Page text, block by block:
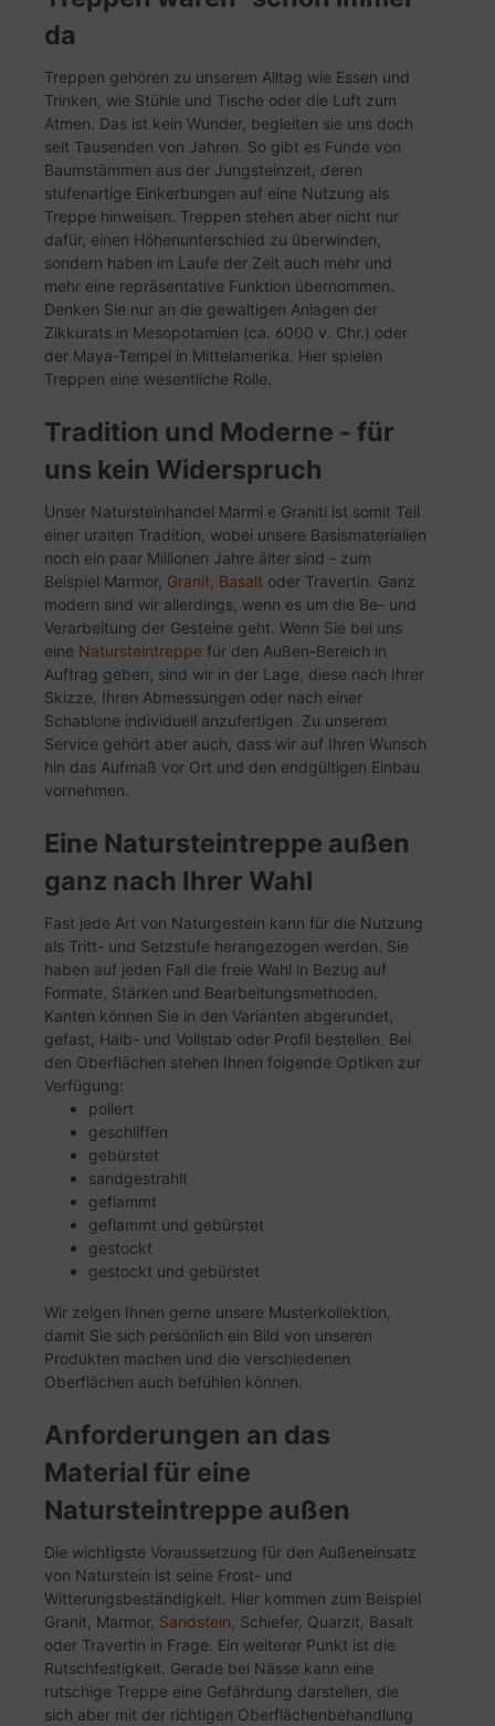
und poliert werden kann. Die Produktpalette
Fliesen, Fertigarbeiten, Sockelleisten,
Lieferbar in Fliesenformaten: 30,5x30,5x1cm,
61x30,5x1cm, 40x40x1cm, 60x40x1cm,
60x60x1cm, 50x50x1cm, 60x120x1cm
80x80x1,1cm, 100x100x1,1cm -Stärke: 1cm,
1,1cm und 2cm, 2und 3cm -Es sind
Mauerverkleidungen lieferbar. -Sämtliche
Fertigarbeiten lieferbar wie Küchenplatten,
Waschtische, Duschen, Ablagen, Tische usw. -
Lieferbar auch in Großormatplatten mit ca.
300x140x2 und in der Stärke 3cm -
Oberfläche: Poliert, Geschliffen, Gebürstet -
Mosaik in verschiedenen Abmessungen -
Bordüren -Für den Innenbereich und teilweis für
den Aussenbereich geeignet
da
Treppen gehören zu unserem Alltag wie Essen und
Trinken, wie Stühle und Tische oder die Luft zum
Atmen. Das ist kein Wunder, begleiten sie uns doch
seit Tausenden von Jahren. So gibt es Funde von
Baumstämmen aus der Jungsteinzeit, deren
stufenartige Einkerbungen auf eine Nutzung als
Treppe hinweisen. Treppen stehen aber nicht nur
dafür, einen Höhenunterschied zu überwinden,
sondern haben im Laufe der Zeit auch mehr und
mehr eine repräsentative Funktion übernommen.
Denken Sie nur an die gewaltigen Anlagen der
Zikkurats in Mesopotamien (ca. 6000 v. Chr.) oder
der Maya-Tempel in Mittelamerika. Hier spielen
Treppen eine wesentliche Rolle.
Tradition und Moderne - für
uns kein Widerspruch
Unser Natursteinhandel Marmi e Graniti ist somit Teil
einer uralten Tradition, wobei unsere Basismaterialien
noch ein paar Millionen Jahre älter sind - zum
Beispiel Marmor, Granit Basalt oder Travertin. Ganz
modern sind wir allerdings, wenn es um die Be- und
Verarbeitung der Gesteine geht. Wenn Sie bei uns
eine Natursteintreppe für den Außen-Bereich in
Auftrag geben, sind wir in der Lage, diese nach Ihrer
Skizze, Ihren Abmessungen oder nach einer
Schablone individuell anzufertigen. Zu unserem
Service gehört aber auch, dass wir auf Ihren Wunsch
hin das Aufmaß vor Ort und den endgültigen Einbau
vornehmen.
Eine Natursteintreppe außen
ganz nach Ihrer Wahl
Fast jede Art von Naturgestein kann für die Nutzung
als Tritt- und Setzstufe herangezogen werden. Sie
haben auf jeden Fall die freie Wahl in Bezug auf
Formate, Stärken und Bearbeitungsmethoden.
Kanten können Sie in den Varianten abgerundet,
gefast, Halb- und Vollstab oder Profil bestellen. Bei
den Oberflächen stehen Ihnen folgende Optiken zur
Verfügung:
poliert
geschliffen
gebürstet
sandgestrahlt
geflammt
geflammt und gebürstet
gestockt
gestockt und gebürstet
Wir zeigen Ihnen gerne unsere Musterkollektion,
damit Sie sich persönlich ein Bild von unseren
Produkten machen und die verschiedenen
Oberflächen auch befühlen können.
Anforderungen an das
Material für eine
Natursteintreppe außen
Die wichtigste Voraussetzung für den Außeneinsatz
von Naturstein ist seine Frost- und
Witterungsbeständigkeit. Hier kommen zum Beispiel
Granit, Marmor, Sandstein , Schiefer, Quarzit, Basalt
oder Travertin in Frage. Ein weiterer Punkt ist die
Rutschfestigkeit. Gerade bei Nässe kann eine
rutschige Treppe eine Gefährdung darstellen, die
sich aber mit der richtigen Oberflächenbehandlung